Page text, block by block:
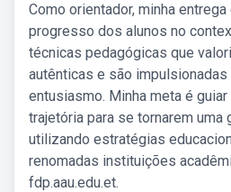
Como orientador, minha
progresso dos alunos no
técnicas pedagógicas que
autênticas e são
entusiasmo. Minha meta é
trajetória para se tornarem uma
utilizando estratégias
renomadas instituições
fdp.aau.edu.et.